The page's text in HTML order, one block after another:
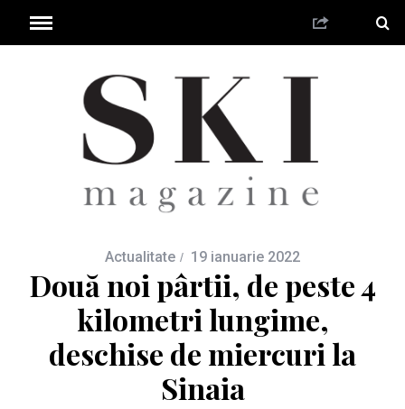
Actualitate 19 ianuarie 2022
Două noi pârtii, de peste 4
kilometri lungime,
deschise de miercuri la
Sinaia